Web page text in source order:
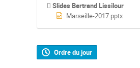
Slides Bertrand Lissilour
Marseille-2017.pptx
Ordre du jour